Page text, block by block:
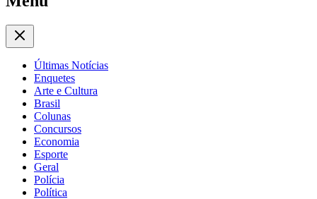
Últimas Notícias
Enquetes
Arte e Cultura
Brasil
Colunas
Concursos
Economia
Esporte
Geral
Polícia
Política